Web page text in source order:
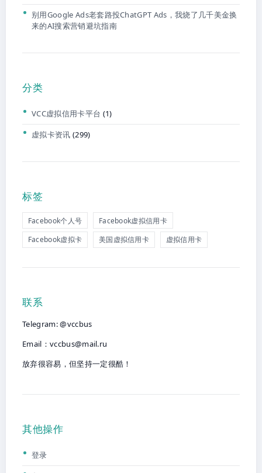
别用Google Ads老套路投ChatGPT Ads，我烧了几千美金换
来的AI搜索营销避坑指南
分类
VCC虚拟信用卡平台 (1)
虚拟卡资讯 (299)
标签
Facebook个人号
Facebook虚拟信用卡
Facebook虚拟卡
美国虚拟信用卡 虚拟信用卡
联系
Telegram: @vccbus
Email： vccbus@mail.ru
放弃很容易，但坚持一定很酷！
其他操作
登录